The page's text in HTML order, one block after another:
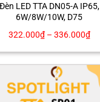
LED TTA DN05-A IP65,
6W/8W/10W, D75
322.000₫– 336.000₫